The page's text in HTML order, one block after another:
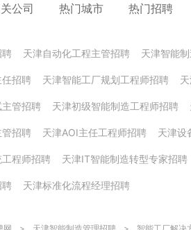
公司 热门城市 热门招聘
聘 天津自动化工程主管招聘 天津智能
招聘 天津智能工厂规划工程师招聘
管招聘 天津初级智能制造工程师招聘
招聘 天津AOI主任工程师招聘 天津设
程师招聘 天津IT智能制造转型专家招聘
聘 天津标准化流程经理招聘